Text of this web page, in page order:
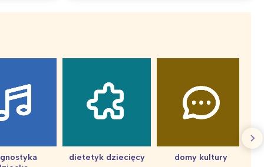
dietetyk dziecięcy
domy kultury